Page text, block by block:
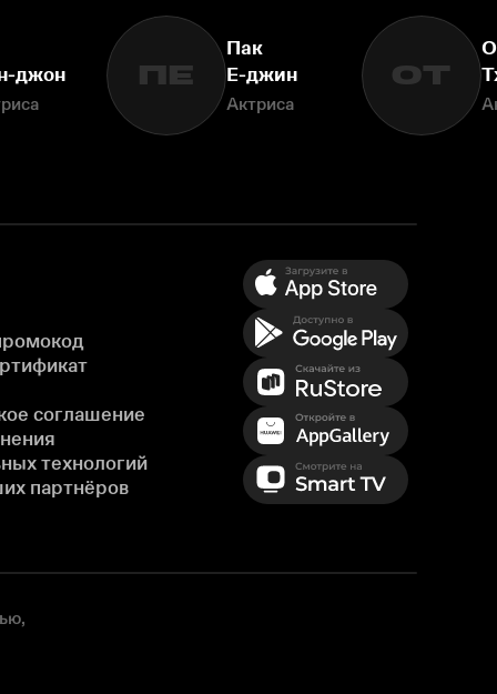
джон ПЕ
Пак
Е-джин
Актриса
ОТ
соглашение
технологий
партнёров